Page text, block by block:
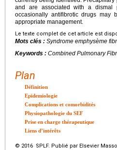
and are associated with a dismal
occasionally antifibrotic drugs may
appropriate management.
Le texte complet de cet article est
Mots clés : Syndrome emphysème
Keywords : Combined Pulmonary
Plan
Définition
Epidemiologie
Complications et comorbidités
Physiopathologie du SEF
Prise en charge thérapeutique
Liens d’intérêts
© 2016 SPLF. Publié par Elsevier